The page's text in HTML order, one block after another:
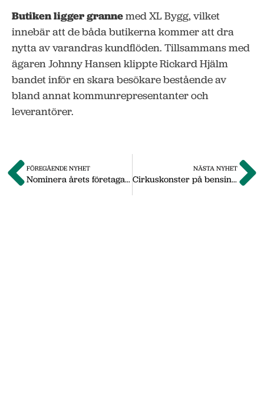
Butiken ligger grannemed XL Bygg, vilket
innebär att de båda butikerna kommer att dra
nytta av varandras kundflöden. Tillsammans med
ägaren Johnny Hansen klippte Rickard Hjälm
bandet inför en skara besökare bestående av
bland annat kommunrepresentanter och
leverantörer.
FÖREGÅENDE NYHET
Nominera årets företagare
NÄSTA NYHET
Cirkuskonster på bensinmacken